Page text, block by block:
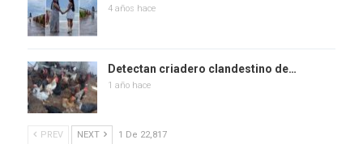
4 años hace
Detectan criadero clandestino de…
1 año hace
PREV NEXT 1 De 22,817